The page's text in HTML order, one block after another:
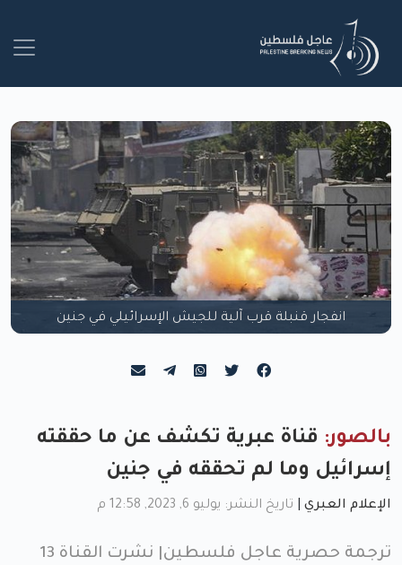
انفجار قنبلة قرب آلية للجيش الإسرائيلي في جنين
بالصور: قناة عبرية تكشف عن ما حققته
إسرائيل وما لم تحققه في جنين
الإعلام العبري تاريخ النشر: يوليو 6, 2023, 12:58 م
ترجمة حصرية عاجل فلسطين| نشرت القناة 13